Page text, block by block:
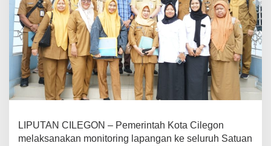
a
n
M
o
n
i
t
o
g
L
LIPUTAN CILEGON – Pemerintah Kota Cilegon
melaksanakan monitoring lapangan ke seluruh Satuan